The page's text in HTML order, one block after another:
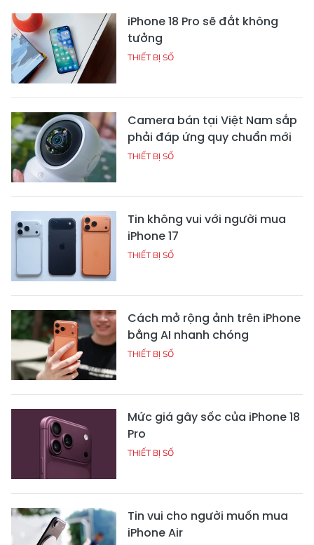
iPhone 18 Pro sẽ đắt không
tưởng
THIẾT BỊ SỐ
Camera bán tại Việt Nam sắp
phải đáp ứng quy chuẩn mới
THIẾT BỊ SỐ
Tin không vui với người mua
iPhone 17
THIẾT BỊ SỐ
Cách mở rộng ảnh trên iPhone
bằng AI nhanh chóng
THIẾT BỊ SỐ
Mức giá gây sốc của iPhone 18
Pro
THIẾT BỊ SỐ
Tin vui cho người muốn mua
iPhone Air